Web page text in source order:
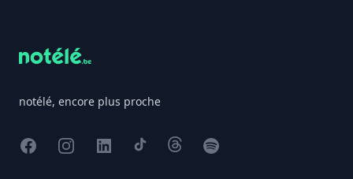
notélé, encore plus proche
FacebookInstagram
X TikTokThreadsSpotify